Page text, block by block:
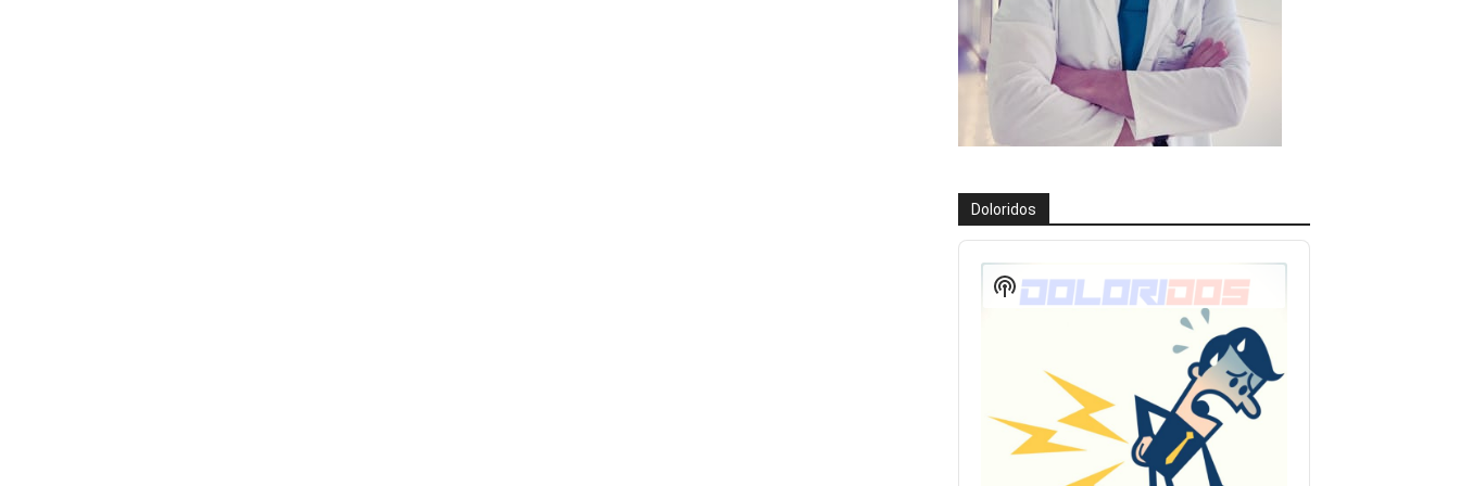
Doloridos
Reproductor
audioShow
Podcast